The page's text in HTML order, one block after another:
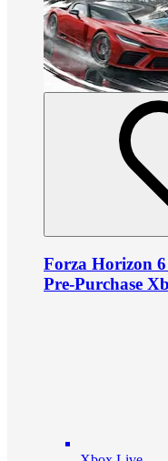
Forza Horizon
Pre-Purchase